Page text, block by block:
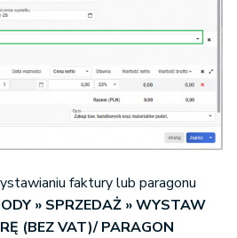
faktury lub paragonu
» SPRZEDAŻ » WYSTAW
(BEZ VAT)/ PARAGON